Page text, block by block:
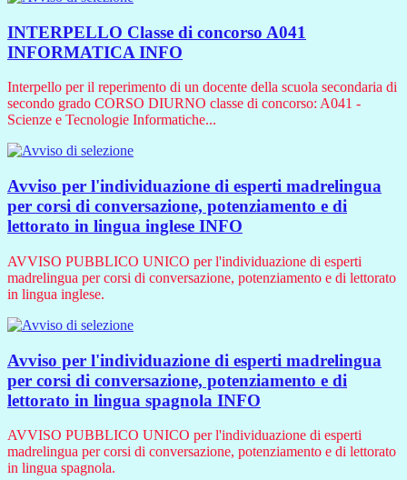
INTERPELLO Classe di concorso A041
INFORMATICA INFO
Interpello per il reperimento di un docente della scuola secondaria di
secondo grado CORSO DIURNO classe di concorso: A041 -
Scienze e Tecnologie Informatiche...
Avviso per l'individuazione di esperti madrelingua
per corsi di conversazione, potenziamento e di
lettorato in lingua inglese INFO
AVVISO PUBBLICO UNICO per l'individuazione di esperti
madrelingua per corsi di conversazione, potenziamento e di lettorato
in lingua inglese.
Avviso per l'individuazione di esperti madrelingua
per corsi di conversazione, potenziamento e di
lettorato in lingua spagnola INFO
AVVISO PUBBLICO UNICO per l'individuazione di esperti
madrelingua per corsi di conversazione, potenziamento e di lettorato
in lingua spagnola.